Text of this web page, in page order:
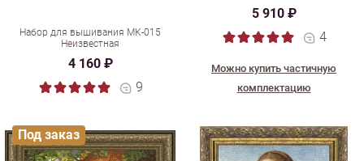
Набор для вышивания МК-015
Неизвестная
4 160 ₽
9
5 910 ₽
4
Можно купить частичную
комплектацию
Под заказ